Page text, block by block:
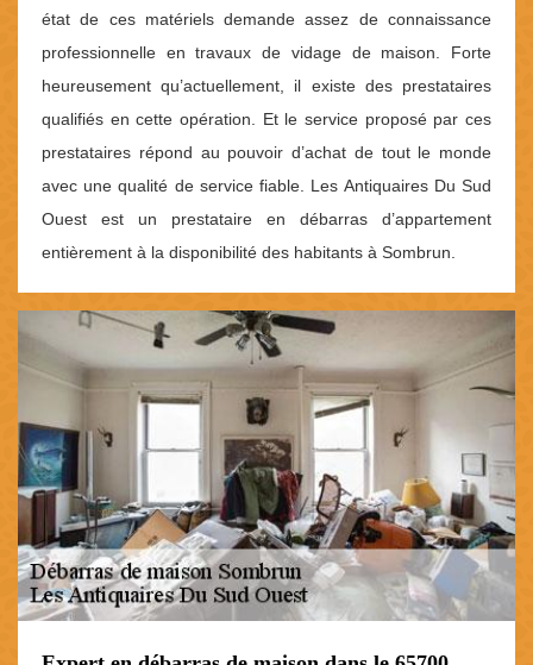
état de ces matériels demande assez de connaissance
professionnelle en travaux de vidage de maison. Forte
heureusement qu’actuellement, il existe des prestataires
qualifiés en cette opération. Et le service proposé par ces
prestataires répond au pouvoir d’achat de tout le monde
avec une qualité de service fiable. Les Antiquaires Du Sud
Ouest est un prestataire en débarras d’appartement
entièrement à la disponibilité des habitants à Sombrun.